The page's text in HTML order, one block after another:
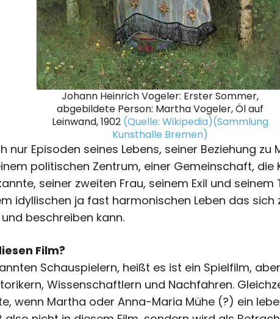
Johann Heinrich Vogeler: Erster Sommer,
abgebildete Person: Martha Vogeler, Öl auf
Leinwand, 1902 (Quelle: Wikipedia)(Sammlung
Kunsthalle Bremen)
nur Episoden seines Lebens, seiner Beziehung zu
politischen Zentrum, einer Gemeinschaft, die
seiner zweiten Frau, seinem Exil und seinem
idyllischen ja fast harmonischen Leben das
beschreiben kann.
Film?
Schauspielern, heißt es ist ein Spielfilm,
Wissenschaftlern und Nachfahren.
wenn Martha oder Anna-Maria Mühe (?) ein